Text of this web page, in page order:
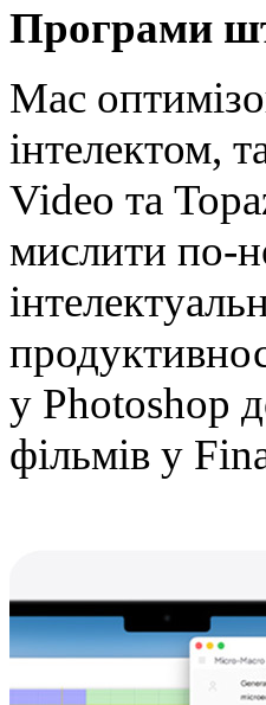
Програми
Mac
інтелектом,
Video та
мислити по-
у Photoshop
фільмів у